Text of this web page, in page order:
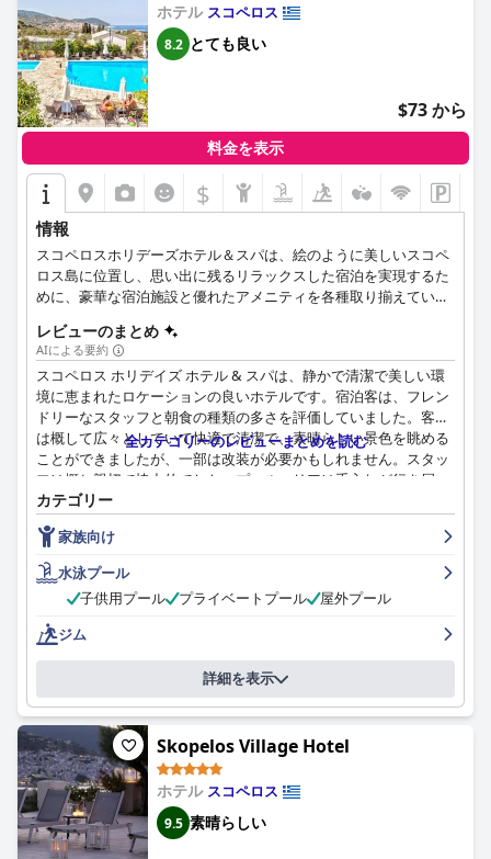
ホテル スコペロス
8.2 とても良い
$73 から
料金を表示
$
情報
スコペロスホリデーズホテル＆スパは、絵のように美しいスコペ
ロス島に位置し、思い出に残るリラックスした宿泊を実現するた
めに、豪華な宿泊施設と優れたアメニティを各種取り揃えていま
とプールサイドバー、24時間対応のフロントサービス、コンシェ
ルジュサービスをご利用いただけます。また、サステイナビリテ
ィを重視し、ホテル内にオーガニックベジタブルガーデンを設
置、ペット連れのお客様も歓迎しており、お客様全員に快適で楽
しいご宿泊をお約束します。
レビューのまとめ
AIによる要約
スコペロス ホリデイズ ホテル & スパは、静かで清潔で美しい環
境に恵まれたロケーションの良いホテルです。宿泊客は、フレン
ドリーなスタッフと朝食の種類の多さを評価していました。客室
は概して広々としていて快適で清潔で、素晴らしい景色を眺める
ことができましたが、一部は改装が必要かもしれません。スタッ
フは概ね親切で協力的でした。プールエリアは手入れが行き届い
ていて楽しく、さまざまな選択肢がありましたが、一部のエリア
は改善の余地があるかもしれません。誰もがホテルの5つ星評価
に同意したわけではありませんが、ホテルは依然として優れた設
備とサービスを提供していました。全体として、宿泊客はホテル
の清潔さ、ロケーション、フレンドリーなスタッフを称賛してい
ました。
全カテゴリーのレビューまとめを読む
カテゴリー
家族向け
水泳プール
子供用プール
プライベートプール
屋外プール
ジム
詳細を表示
Skopelos Village Hotel
ホテル スコペロス
9.5 素晴らしい